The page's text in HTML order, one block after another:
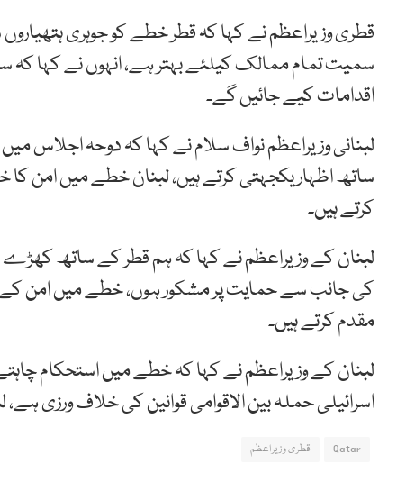
قطری وزیراعظم نے کہا کہ قطر خطے کو جوہری
سمیت تمام ممالک کیلئے بہتر ہے، انہوں نے کہا کہ
اقدامات کیے جائیں گے۔
لبنانی وزیراعظم نواف سلام نے کہا کہ دوحہ اجلاس
ساتھ اظہار یکجہتی کرتے ہیں، لبنان خطے میں امن
کرتے ہیں۔
لبنان کے وزیراعظم نے کہا کہ ہم قطر کے ساتھ کھڑے
کی جانب سے حمایت پر مشکور ہوں، خطے میں امن کے
مقدم کرتے ہیں۔
لبنان کے وزیراعظم نے کہا کہ خطے میں استحکام
اسرائیلی حملہ بین الاقوامی قوانین کی خلاف ورزی
Qatar قطری وزیراعظم